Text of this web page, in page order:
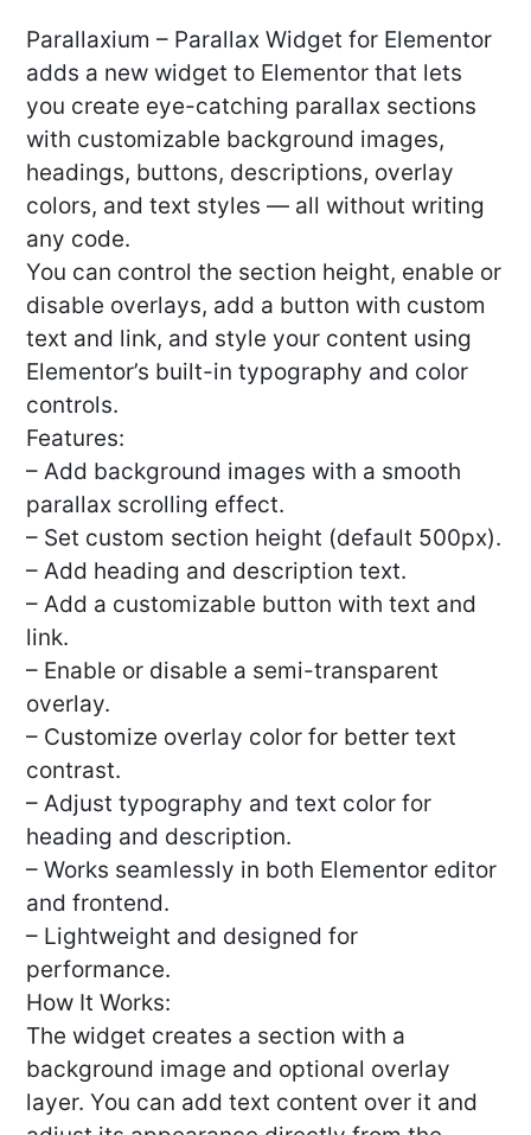
Parallaxium – Parallax Widget for Elementor
adds a new widget to Elementor that lets
you create eye-catching parallax sections
with customizable background images,
headings, buttons, descriptions, overlay
colors, and text styles — all without writing
any code.
You can control the section height, enable or
disable overlays, add a button with custom
text and link, and style your content using
Elementor’s built-in typography and color
controls.
Features:
– Add background images with a smooth
parallax scrolling effect.
– Set custom section height (default 500px).
– Add heading and description text.
– Add a customizable button with text and
link.
– Enable or disable a semi-transparent
overlay.
– Customize overlay color for better text
contrast.
– Adjust typography and text color for
heading and description.
– Works seamlessly in both Elementor editor
and frontend.
– Lightweight and designed for
performance.
How It Works:
The widget creates a section with a
background image and optional overlay
layer. You can add text content over it and